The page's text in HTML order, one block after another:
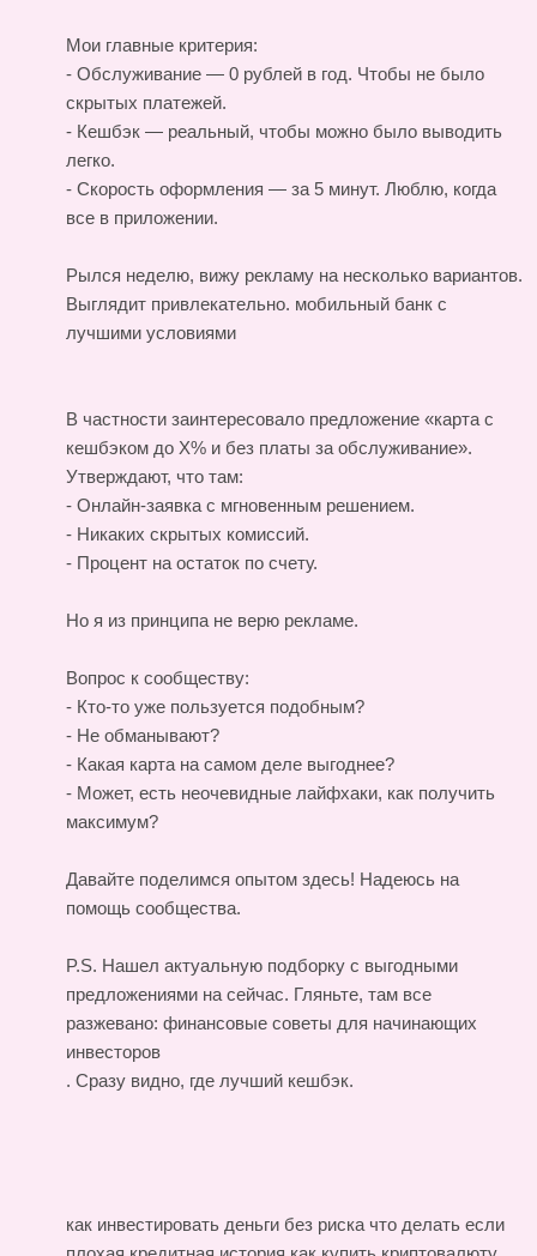
Мои главные критерия:
- Обслуживание — 0 рублей в год. Чтобы не было
скрытых платежей.
- Кешбэк — реальный, чтобы можно было выводить
легко.
- Скорость оформления — за 5 минут. Люблю, когда
все в приложении.
Рылся неделю, вижу рекламу на несколько вариантов.
Выглядит привлекательно. мобильный банк с
лучшими условиями
В частности заинтересовало предложение «карта с
кешбэком до X% и без платы за обслуживание».
Утверждают, что там:
- Онлайн-заявка с мгновенным решением.
- Никаких скрытых комиссий.
- Процент на остаток по счету.
Но я из принципа не верю рекламе.
Вопрос к сообществу:
- Кто-то уже пользуется подобным?
- Не обманывают?
- Какая карта на самом деле выгоднее?
- Может, есть неочевидные лайфхаки, как получить
максимум?
Давайте поделимся опытом здесь! Надеюсь на
помощь сообщества.
P.S. Нашел актуальную подборку с выгодными
предложениями на сейчас. Гляньте, там все
разжевано: финансовые советы для начинающих
инвесторов
. Сразу видно, где лучший кешбэк.
как инвестировать деньги без риска что делать если